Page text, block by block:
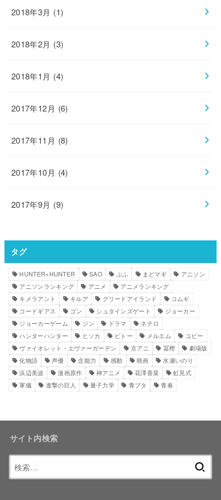
2018年3月 (1)
2018年2月 (3)
2018年1月 (4)
2017年12月 (6)
2017年11月 (8)
2017年10月 (4)
2017年9月 (9)
タグ
HUNTER×HUNTER SAO ぷふ まどマギ
アニソン
アニソンランキング
アニメ
アニメランキング
キメラアント
キルア グリードアイランド
コムギ
コードギアス
ゴン シュタインズゲート
ジョーカー
ジョーカーゲーム
ジン ドラマ
ネテロ
ハンターハンター
ヒソカ ピトー メルエム
ユピー
ヴァイオレット・エヴァーガーデン
京アニ 冨樫
劇場版
化物語
声優 念能力 感動 映画
水瀬いのり
浜辺美波
漫画原作 神アニメ 花澤香菜
虹見式
軍儀
進撃の巨人 量子力学 青ブタ 青春
サイト内検索